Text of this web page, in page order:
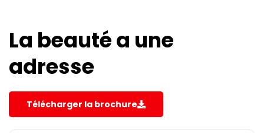
La beauté a une
adresse
Télécharger la brochure